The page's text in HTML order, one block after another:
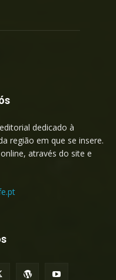
dedicado à
região em que se insere.
através do site e